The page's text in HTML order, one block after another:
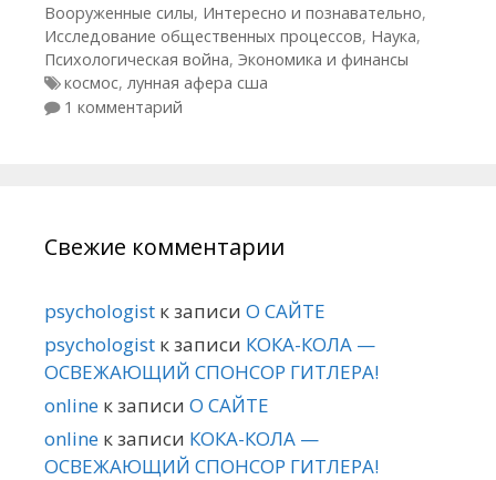
Вооруженные силы, Интересно и познавательно,
Исследование общественных процессов, Наука,
Психологическая война, Экономика и финансы
Метки
космос, лунная афера сша
1 комментарий
Свежие комментарии
psychologist к записи О САЙТЕ
psychologist к записи КОКА-КОЛА —
ОСВЕЖАЮЩИЙ СПОНСОР ГИТЛЕРА!
online к записи О САЙТЕ
online к записи КОКА-КОЛА —
ОСВЕЖАЮЩИЙ СПОНСОР ГИТЛЕРА!